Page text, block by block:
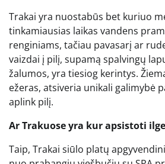
Trakai yra nuostabūs bet kuriuo
tinkamiausias laikas vandens
renginiams, tačiau pavasarį ar
vaizdai į pilį, supamą spalvingų
žalumos, yra tiesiog kerintys.
ežeras, atsiveria unikali galimybė
aplink pilį.
Ar Trakuose yra kur apsistoti
Taip, Trakai siūlo platų